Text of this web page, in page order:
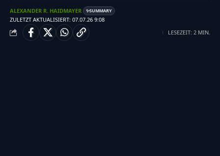
ZULETZT AKTUALISIERT: 07.07.26 9:08
ALEXANDER R. HAIDMAYER ✨SUMMARY
LESEZEIT: 2 MIN.